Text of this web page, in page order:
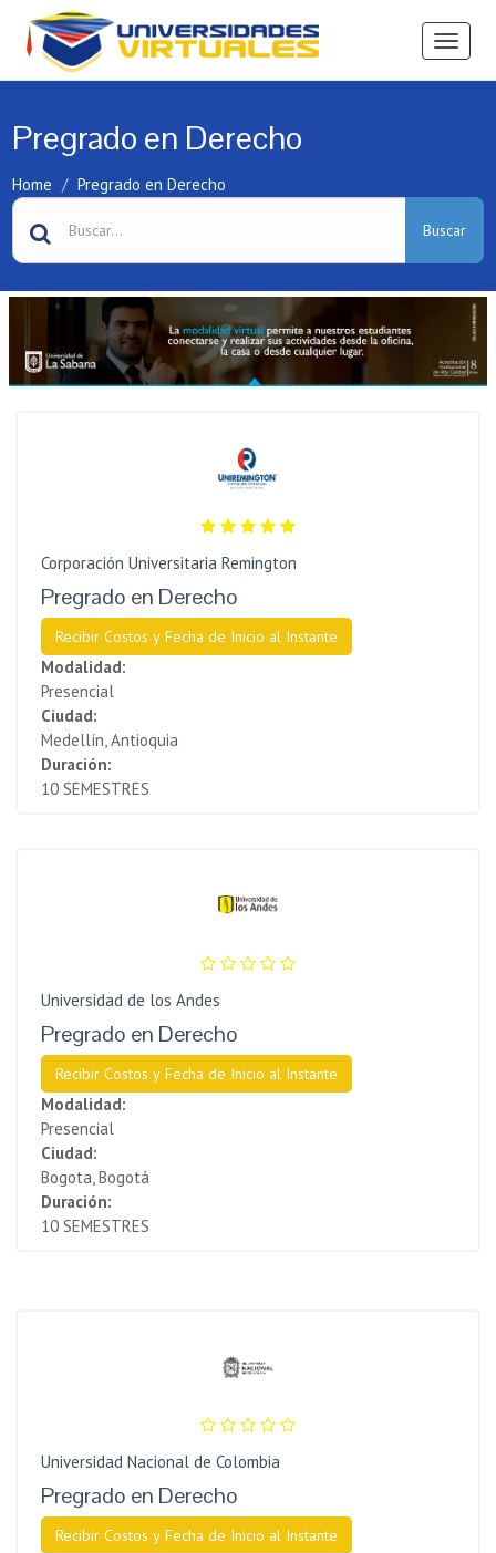
Ver
Pregrado en Derecho
Home Pregrado en Derecho
Buscar
Corporación Universitaria Remington
Pregrado en Derecho
Recibir Costos y Fecha de Inicio al Instante
Modalidad:
Presencial
Ciudad:
Medellín, Antioquia
Duración:
10 SEMESTRES
Universidad de los Andes
Pregrado en Derecho
Recibir Costos y Fecha de Inicio al Instante
Modalidad:
Presencial
Ciudad:
Bogota, Bogotá
Duración:
10 SEMESTRES
Universidad Nacional de Colombia
Pregrado en Derecho
Recibir Costos y Fecha de Inicio al Instante